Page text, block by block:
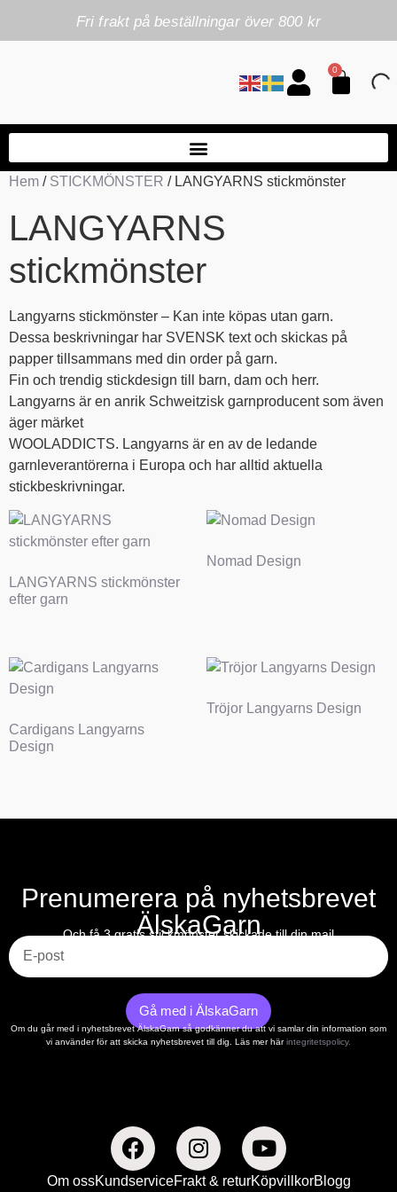
Fri frakt på beställningar över 800 kr
0
Hem / STICKMÖNSTER / LANGYARNS stickmönster
LANGYARNS
stickmönster
Langyarns stickmönster – Kan inte köpas utan garn.
Dessa beskrivningar har SVENSK text och skickas på
papper tillsammans med din order på garn.
Fin och trendig stickdesign till barn, dam och herr.
Langyarns är en anrik Schweitzisk garnproducent som även
äger märket
WOOLADDICTS. Langyarns är en av de ledande
garnleverantörerna i Europa och har alltid aktuella
stickbeskrivningar.
LANGYARNS stickmönster
efter garn
Nomad Design
Cardigans Langyarns
Design
Tröjor Langyarns Design
Prenumerera på nyhetsbrevet
ÄlskaGarn
Och få 3 gratis stickmönster skickade till din mail
Gå med i ÄlskaGarn
Om du går med i nyhetsbrevet ÄlskaGarn så godkänner du att vi samlar din information som
vi använder för att skicka nyhetsbrevet till dig. Läs mer härintegritetspolicy.
Om ossKundserviceFrakt & returKöpvillkorBlogg